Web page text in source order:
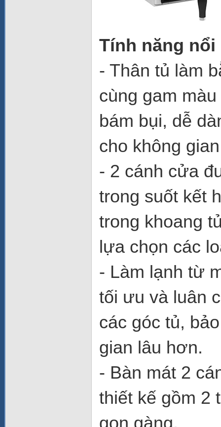
Tính năng nổi
- Thân tủ làm
cùng gam
bám bụi, dễ
cho không
- 2 cánh cửa
trong suốt kết
trong khoang
lựa chọn các
- Làm lạnh từ
tối ưu và luân
các góc tủ,
gian lâu hơn.
- Bàn mát 2
thiết kế gồm 2
gọn gàng.